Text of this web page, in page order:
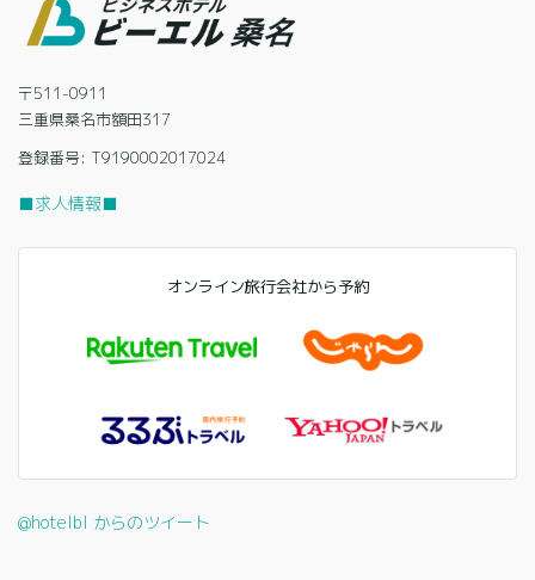
〒511-0911
三重県桑名市額田317
登録番号: T9190002017024
■求人情報■
オンライン旅行会社から予約
@hotelbl からのツイート